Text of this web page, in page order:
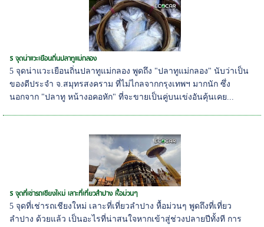
5 จุดน่าแวะเยือนถิ่นปลาทูแม่กลอง
5 จุดน่าแวะเยือนถิ่นปลาทูแม่กลอง พูดถึง "ปลาทูแม่กลอง" นับว่าเป็น
ของดีประจำ จ.สมุทรสงคราม ที่ไม่ไกลจากกรุงเทพฯ มากนัก ซึ่ง
นอกจาก "ปลาทู หน้างอคอหัก" ที่จะขายเป็นคู่บนเข่งอันคุ้นเคย...
5 จุดที่เช่ารถเชียงใหม่ เลาะที่เที่ยวลำปาง หื้อม่วนๆ
5 จุดที่เช่ารถเชียงใหม่ เลาะที่เที่ยวลำปาง หื้อม่วนๆ พูดถึงที่เที่ยว
ลำปาง ด้วยแล้ว เป็นอะไรที่น่าสนใจหากเข้าสู่ช่วงปลายปีทั้งที การ